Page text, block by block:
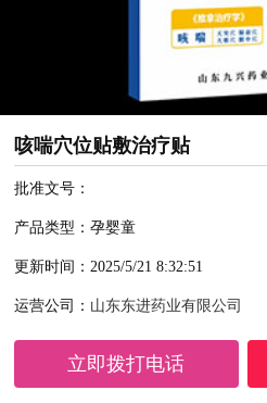
咳喘穴位贴敷治疗贴
批准文号：
产品类型：孕婴童
更新时间：2025/5/21 8:32:51
运营公司： 山东东进药业有限公司
立即拨打电话